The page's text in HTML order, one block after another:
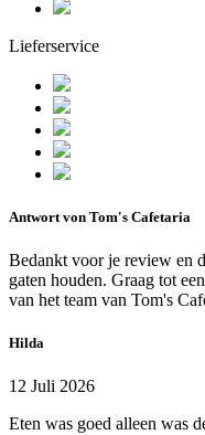
Lieferservice
Antwort von Tom's Cafetaria
Bedankt voor je review en
gaten houden. Graag tot
van het team van Tom's
Hilda
12 Juli 2026
Eten was goed alleen was